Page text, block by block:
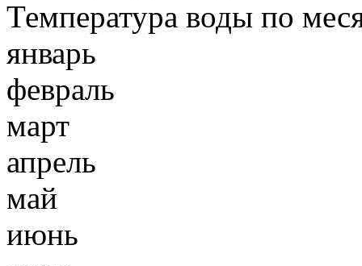
Температура воды по
январь
февраль
март
апрель
май
июнь